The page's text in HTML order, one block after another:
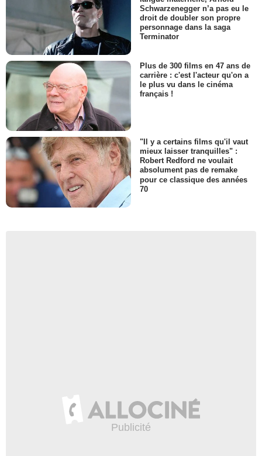
Schwarzenegger n’a pas eu le
droit de doubler son propre
personnage dans la saga
Terminator
Plus de 300 films en 47 ans de
carrière : c'est l'acteur qu'on a
le plus vu dans le cinéma
français !
"Il y a certains films qu'il vaut
mieux laisser tranquilles" :
Robert Redford ne voulait
absolument pas de remake
pour ce classique des années
70